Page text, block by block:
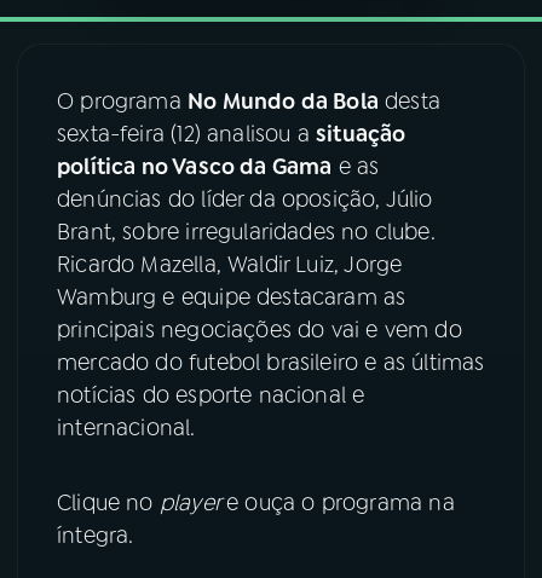
06VIDEOCASTS
07ÚLTIMAS
FESTIVAL DE MÚSICA
ACOMPANHE A RÁDIO NACIONAL
YouTube Facebook
TikTok
O programa No Mundo da Bola desta
sexta-feira (12) analisou asituação
política no Vasco da Gama e as
denúncias do líder da oposição, Júlio
Brant, sobre irregularidades no clube.
Ricardo Mazella, Waldir Luiz, Jorge
Wamburg e equipe destacaram as
principais negociações do vai e vem do
mercado do futebol brasileiro e as últimas
notícias do esporte nacional e
internacional.
Clique no player e ouça o programa na
íntegra.